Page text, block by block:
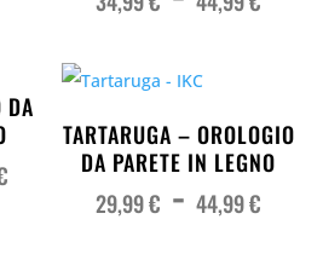
44,99 €
DA
Fascia
diprezzo:
da 29,99 €
44,99 €
TARTARUGA – OROLOGIO
DA PARETE IN LEGNO
29,99€ - 44,99€